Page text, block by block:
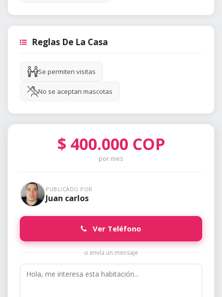
Reglas De La Casa
Se permiten visitas
No se aceptan mascotas
$ 400.000 COP
por mes
PUBLICADO POR
Juan carlos
Ver Teléfono
o envía un mensaje